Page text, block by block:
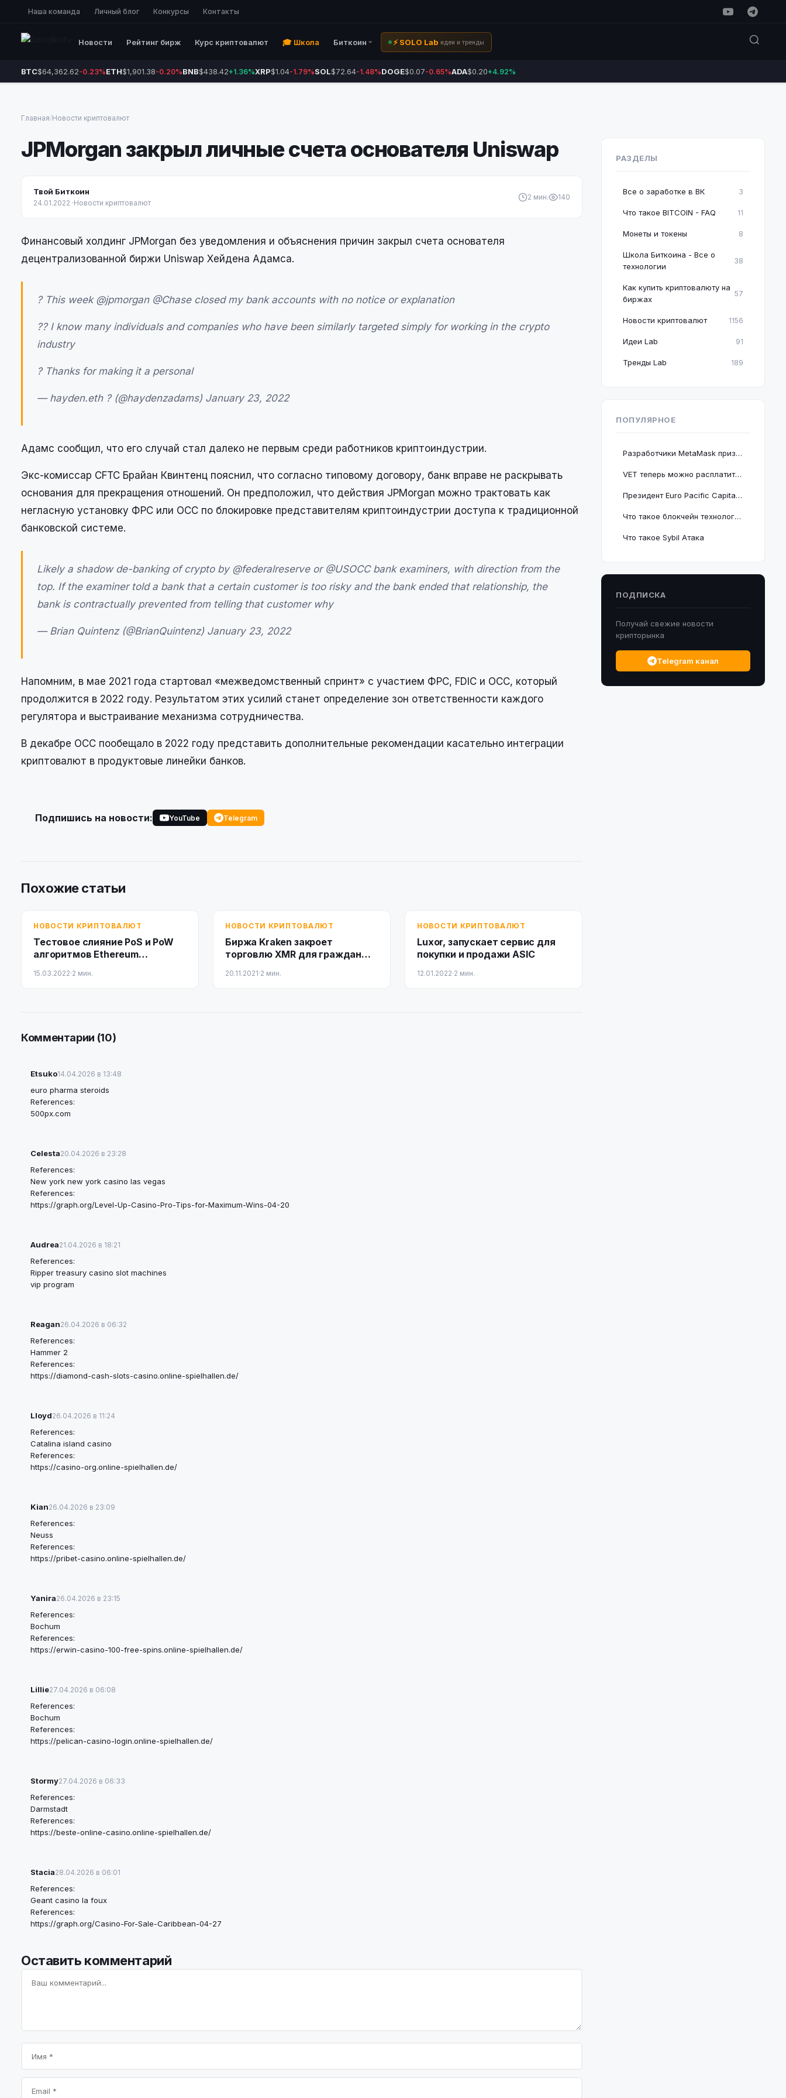
Наша команда Личный блог Конкурсы Контакты
Новости Рейтинг бирж Курс криптовалют 🎓 Школа Биткоин ⚡ SOLO Lab идеи и тренды
BTC$64,362.62-0.23%ETH$1,901.38-0.20%BNB$438.42+1.36%XRP$1.04-1.79%SOL$72.64-1.48%DOGE$0.07-0.65%ADA$0.20+4.92%
Главная/Новости криптовалют
JPMorgan закрыл личные счета основателя Uniswap
Твой Биткоин
24.01.2022 ·Новости криптовалют
2 мин. 140
Финансовый холдинг JPMorgan без уведомления и объяснения причин закрыл счета основателя
децентрализованной биржи Uniswap Хейдена Адамса.
? This week @jpmorgan @Chase closed my bank accounts with no notice or explanation
?‍? I know many individuals and companies who have been similarly targeted simply for working in the crypto
industry
? Thanks for making it a personal
— hayden.eth ? (@haydenzadams) January 23, 2022
Адамс сообщил, что его случай стал далеко не первым среди работников криптоиндустрии.
Экс-комиссар CFTC Брайан Квинтенц пояснил, что согласно типовому договору, банк вправе не раскрывать
основания для прекращения отношений. Он предположил, что действия JPMorgan можно трактовать как
негласную установку ФРС или OCC по блокировке представителям криптоиндустрии доступа к традиционной
банковской системе.
Likely a shadow de-banking of crypto by @federalreserve or @USOCC bank examiners, with direction from the
top. If the examiner told a bank that a certain customer is too risky and the bank ended that relationship, the
bank is contractually prevented from telling that customer why
— Brian Quintenz (@BrianQuintenz) January 23, 2022
Напомним, в мае 2021 года стартовал «межведомственный спринт» с участием ФРС, FDIC и OCC, который
продолжится в 2022 году. Результатом этих усилий станет определение зон ответственности каждого
регулятора и выстраивание механизма сотрудничества.
В декабре ОСС пообещало в 2022 году представить дополнительные рекомендации касательно интеграции
криптовалют в продуктовые линейки банков.
Подпишись на новости: YouTube Telegram
Похожие статьи
НОВОСТИ КРИПТОВАЛЮТ
Тестовое слияние PoS и PoW
алгоритмов Ethereum
15.03.2022·2 мин.
НОВОСТИ КРИПТОВАЛЮТ
Биржа Kraken закроет
торговлю XMR для граждан
20.11.2021·2 мин.
НОВОСТИ КРИПТОВАЛЮТ
Luxor, запускает сервис для
покупки и продажи ASIC
12.01.2022·2 мин.
Комментарии (10)
Etsuko14.04.2026 в 13:48
euro pharma steroids
References:
500px.com
Celesta20.04.2026 в 23:28
References:
New york new york casino las vegas
References:
https://graph.org/Level-Up-Casino-Pro-Tips-for-Maximum-Wins-04-20
Audrea21.04.2026 в 18:21
References:
Rippertreasury casino slot machines
vip program
Reagan26.04.2026 в 06:32
References:
Hammer 2
References:
https://diamond-cash-slots-casino.online-spielhallen.de/
Lloyd26.04.2026 в 11:24
References:
Catalina island casino
References:
https://casino-org.online-spielhallen.de/
Kian26.04.2026 в 23:09
References:
Neuss
References:
https://pribet-casino.online-spielhallen.de/
Yanira26.04.2026 в 23:15
References:
Bochum
References:
https://erwin-casino-100-free-spins.online-spielhallen.de/
Lillie27.04.2026 в 06:08
References:
Bochum
References:
https://pelican-casino-login.online-spielhallen.de/
Stormy27.04.2026 в 06:33
References:
Darmstadt
References:
https://beste-online-casino.online-spielhallen.de/
Stacia28.04.2026 в 06:01
References:
Geant casino la foux
References:
https://graph.org/Casino-For-Sale-Caribbean-04-27
Оставить комментарий
РАЗДЕЛЫ
Все о заработке в ВК 3
Что такое BITCOIN - FAQ 11
Монеты и токены 8
Школа Биткоина - Все о
технологии
38
Как купить криптовалюту на
биржах
57
Новости криптовалют 1156
Идеи Lab 91
Тренды Lab 189
ПОПУЛЯРНОЕ
Разработчики MetaMask призвали пользователей срочно обновить браузер Google Chrome
VET теперь можно расплатиться в 2 миллионах магазинов, проект подключается к BNB Chain
Президент Euro Pacific Capital заявил, что крах криптовалютного рынка полезен для экономики
Что такое блокчейн технология: принцип работы и краткое руководство
Что такое Sybil Атака
ПОДПИСКА
Получай свежие новости
крипторынка
Telegram канал